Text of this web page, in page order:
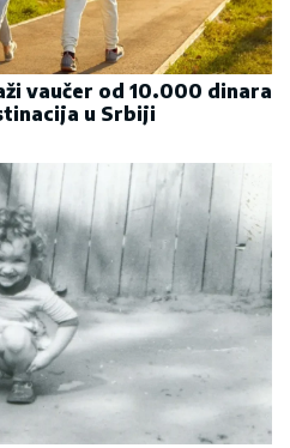
vaučer od 10.000 dinara
u Srbiji